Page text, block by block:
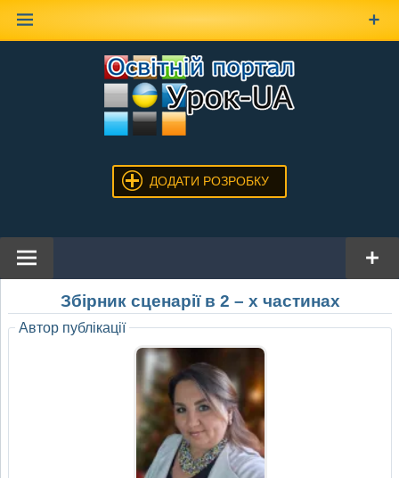
ДОДАТИ РОЗРОБКУ
Збірник сценарії в 2 – х частинах
Автор публікації